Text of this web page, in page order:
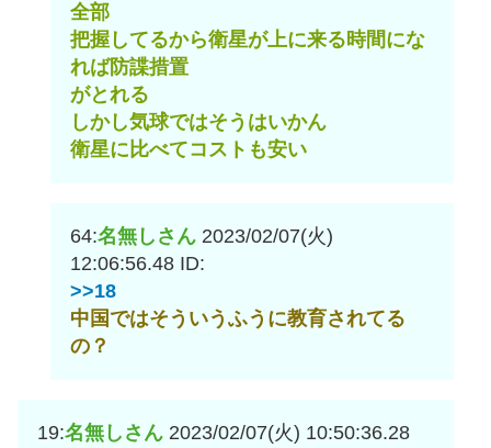
全部
把握してるから衛星が上に来る時間にな
れば防諜措置
がとれる
しかし気球ではそうはいかん
衛星に比べてコストも安い
64:名無しさん 2023/02/07(火)
12:06:56.48 ID:
>>18
中国ではそういうふうに教育されてる
の？
19:名無しさん 2023/02/07(火) 10:50:36.28